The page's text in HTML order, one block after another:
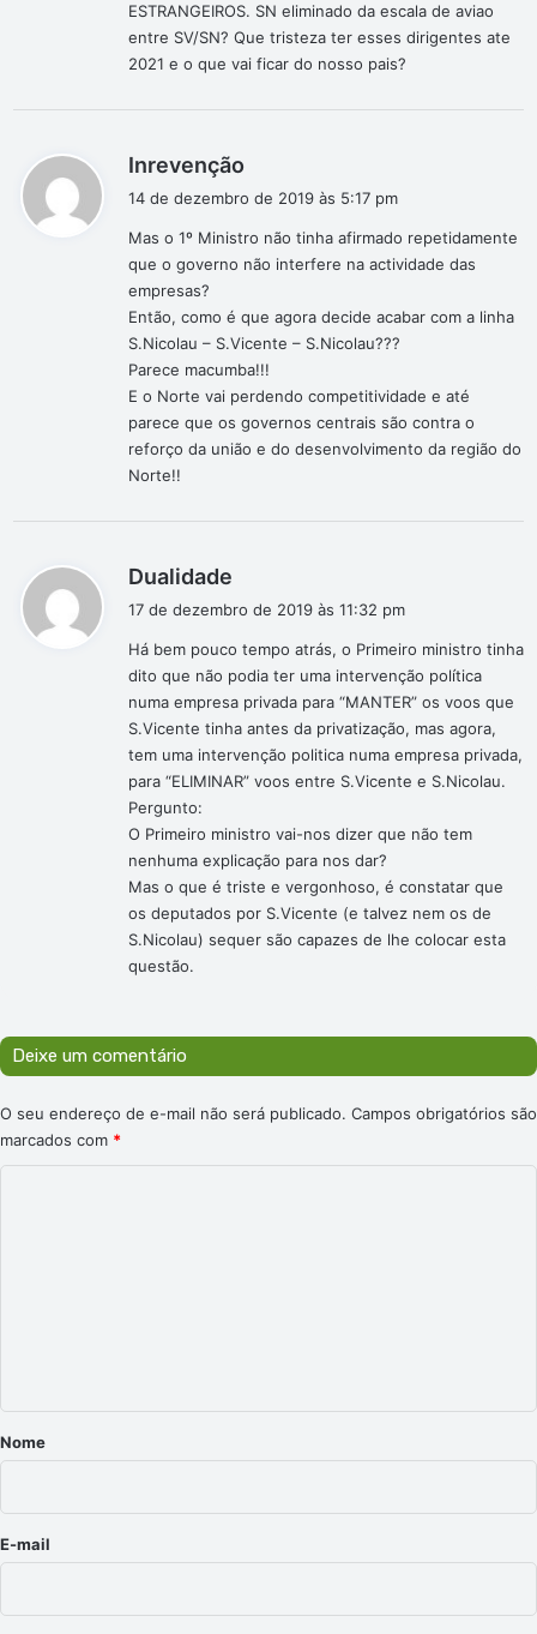
ESTRANGEIROS. SN eliminado da escala de aviao
entre SV/SN? Que tristeza ter esses dirigentes ate
2021 e o que vai ficar do nosso pais?
Inrevenção
s
e
14 de dezembro de 2019 às 5:17 pm
Mas o 1º Ministro não tinha afirmado repetidamente
que o governo não interfere na actividade das
empresas?
Então, como é que agora decide acabar com a linha
S.Nicolau – S.Vicente – S.Nicolau???
Parece macumba!!!
E o Norte vai perdendo competitividade e até
parece que os governos centrais são contra o
reforço da união e do desenvolvimento da região do
Norte!!
Dualidade
s
e
:
17 de dezembro de 2019 às 11:32 pm
Há bem pouco tempo atrás, o Primeiro ministro tinha
dito que não podia ter uma intervenção política
numa empresa privada para “MANTER” os voos que
S.Vicente tinha antes da privatização, mas agora,
tem uma intervenção politica numa empresa privada,
para “ELIMINAR” voos entre S.Vicente e S.Nicolau.
Pergunto:
O Primeiro ministro vai-nos dizer que não tem
nenhuma explicação para nos dar?
Mas o que é triste e vergonhoso, é constatar que
os deputados por S.Vicente (e talvez nem os de
S.Nicolau) sequer são capazes de lhe colocar esta
questão.
Deixe um comentário
O seu endereço de e-mail não será publicado. Campos obrigatórios são
marcados com *
r
o
*
Nome
E-mail